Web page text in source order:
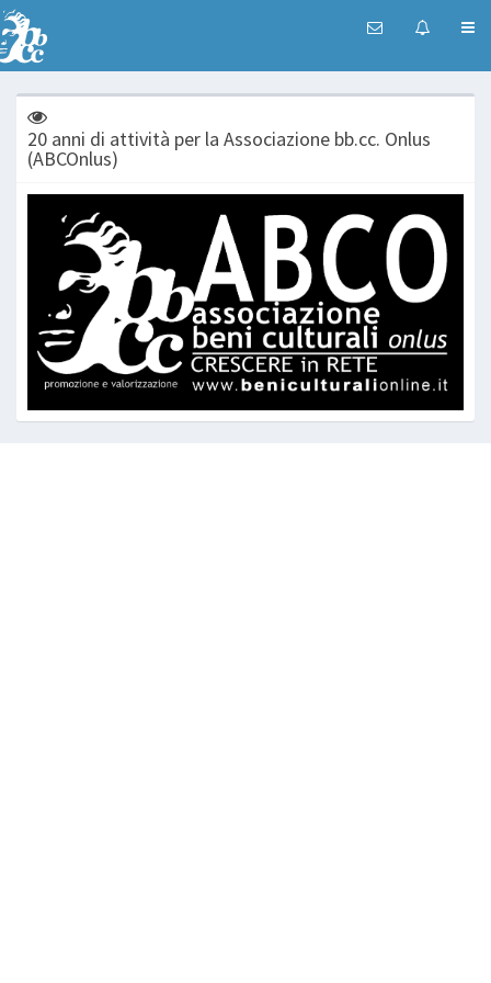
20 anni di attività per la Associazione bb.cc. Onlus
(ABCOnlus)